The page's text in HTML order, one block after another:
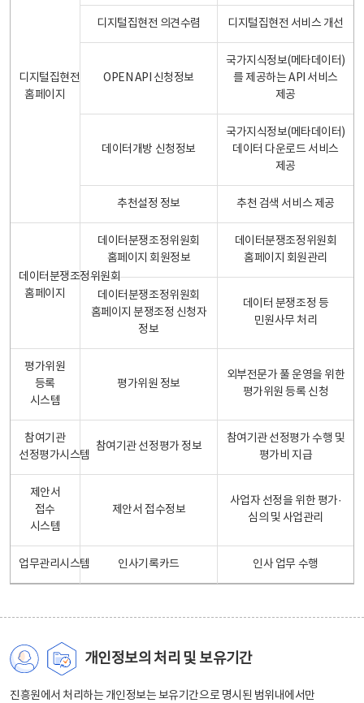
디지털집현전
홈페이지
디지털집현전 의견수렴 디지털집현전 서비스 개선
OPEN API 신청정보
국가지식정보(메타데이터)
를 제공하는 API 서비스
제공
데이터개방 신청정보
국가지식정보(메타데이터)
데이터 다운로드 서비스
제공
추천설정 정보 추천 검색 서비스 제공
데이터분쟁조정위원회
홈페이지
데이터분쟁조정위원회
홈페이지 회원정보
데이터분쟁조정위원회
홈페이지 회원관리
데이터분쟁조정위원회
홈페이지 분쟁조정 신청자
정보
데이터 분쟁조정 등
민원사무 처리
평가위원
등록
시스템
평가위원 정보
외부전문가 풀 운영을 위한
평가위원 등록 신청
참여기관
선정평가시스템
참여기관 선정평가 정보
참여기관 선정평가 수행 및
평가비 지급
제안서
접수
시스템
제안서 접수정보
사업자 선정을 위한 평가·
심의 및 사업관리
업무관리시스템 인사기록카드 인사 업무 수행
개인정보의 처리 및 보유기간
진흥원에서 처리하는 개인정보는 보유기간으로 명시된 범위내에서만